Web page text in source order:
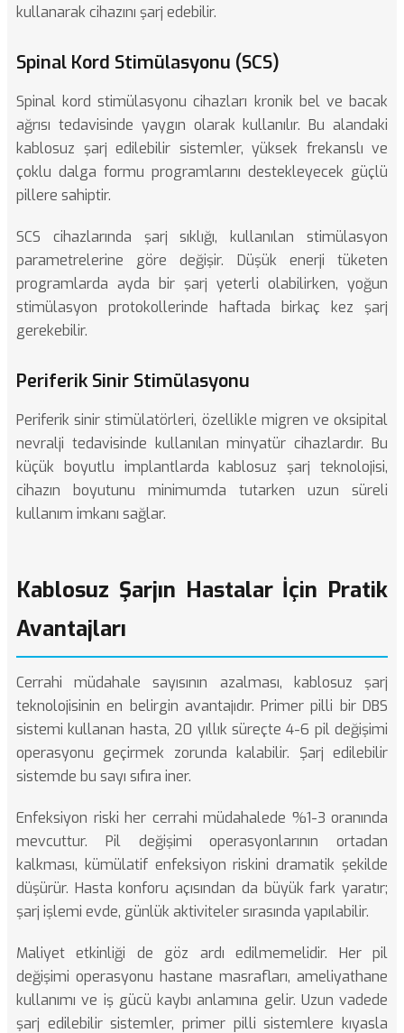
kullanarak cihazını şarj edebilir.
Spinal Kord Stimülasyonu (SCS)
Spinal kord stimülasyonu cihazları kronik bel ve bacak
ağrısı tedavisinde yaygın olarak kullanılır. Bu alandaki
kablosuz şarj edilebilir sistemler, yüksek frekanslı ve
çoklu dalga formu programlarını destekleyecek güçlü
pillere sahiptir.
SCS cihazlarında şarj sıklığı, kullanılan stimülasyon
parametrelerine göre değişir. Düşük enerji tüketen
programlarda ayda bir şarj yeterli olabilirken, yoğun
stimülasyon protokollerinde haftada birkaç kez şarj
gerekebilir.
Periferik Sinir Stimülasyonu
Periferik sinir stimülatörleri, özellikle migren ve oksipital
nevralji tedavisinde kullanılan minyatür cihazlardır. Bu
küçük boyutlu implantlarda kablosuz şarj teknolojisi,
cihazın boyutunu minimumda tutarken uzun süreli
kullanım imkanı sağlar.
Kablosuz Şarjın Hastalar İçin Pratik
Avantajları
Cerrahi müdahale sayısının azalması, kablosuz şarj
teknolojisinin en belirgin avantajıdır. Primer pilli bir DBS
sistemi kullanan hasta, 20 yıllık süreçte 4-6 pil değişimi
operasyonu geçirmek zorunda kalabilir. Şarj edilebilir
sistemde bu sayı sıfıra iner.
Enfeksiyon riski her cerrahi müdahalede %1-3 oranında
mevcuttur. Pil değişimi operasyonlarının ortadan
kalkması, kümülatif enfeksiyon riskini dramatik şekilde
düşürür. Hasta konforu açısından da büyük fark yaratır;
şarj işlemi evde, günlük aktiviteler sırasında yapılabilir.
Maliyet etkinliği de göz ardı edilmemelidir. Her pil
değişimi operasyonu hastane masrafları, ameliyathane
kullanımı ve iş gücü kaybı anlamına gelir. Uzun vadede
şarj edilebilir sistemler, primer pilli sistemlere kıyasla